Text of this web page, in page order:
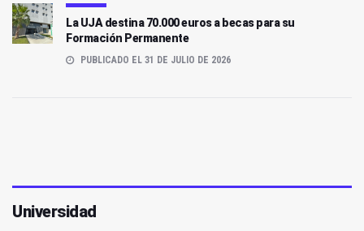
La UJA destina 70.000 euros a becas para su
Formación Permanente
PUBLICADO EL 31 DE JULIO DE 2026
Universidad